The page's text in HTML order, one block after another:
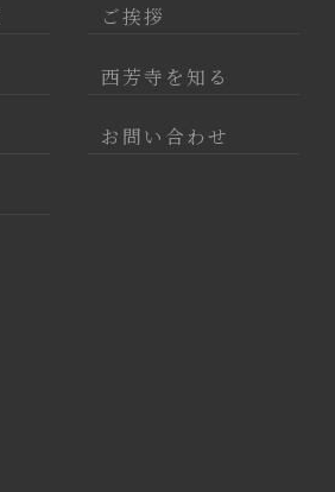
ご挨拶
西芳寺を知る
お問い合わせ